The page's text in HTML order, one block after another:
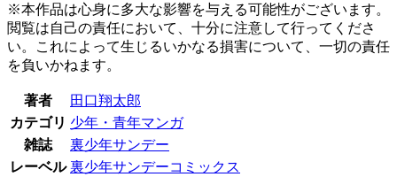
※本作品は心身に多大な影響を与える可能性がございます。
閲覧は自己の責任において、十分に注意して行ってくださ
い。これによって生じるいかなる損害について、一切の責任
を負いかねます。
著者
田口翔太郎
カテゴリ 少年・青年マンガ
雑誌
裏少年サンデー
レーベル 裏少年サンデーコミックス